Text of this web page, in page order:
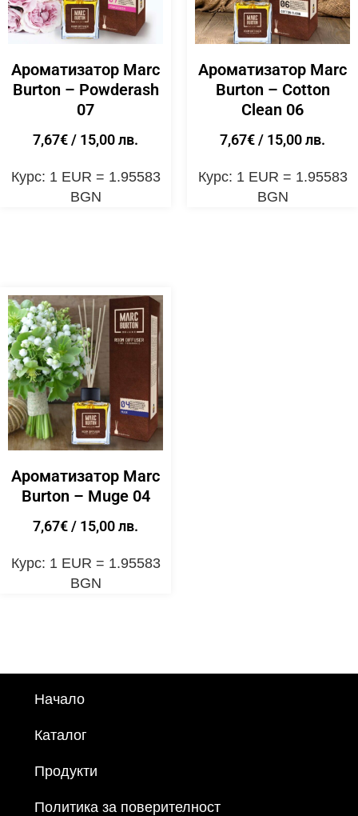
Ароматизатор Marc
Burton – Powderash
07
7,67€/ 15,00 лв.
Курс: 1 EUR = 1.95583
BGN
Ароматизатор Marc
Burton – Cotton
Clean 06
7,67€/ 15,00 лв.
Курс: 1 EUR = 1.95583
BGN
Ароматизатор Marc
Burton – Muge 04
7,67€/ 15,00 лв.
Курс: 1 EUR = 1.95583
BGN
Начало
Каталог
Продукти
Политика за поверителност